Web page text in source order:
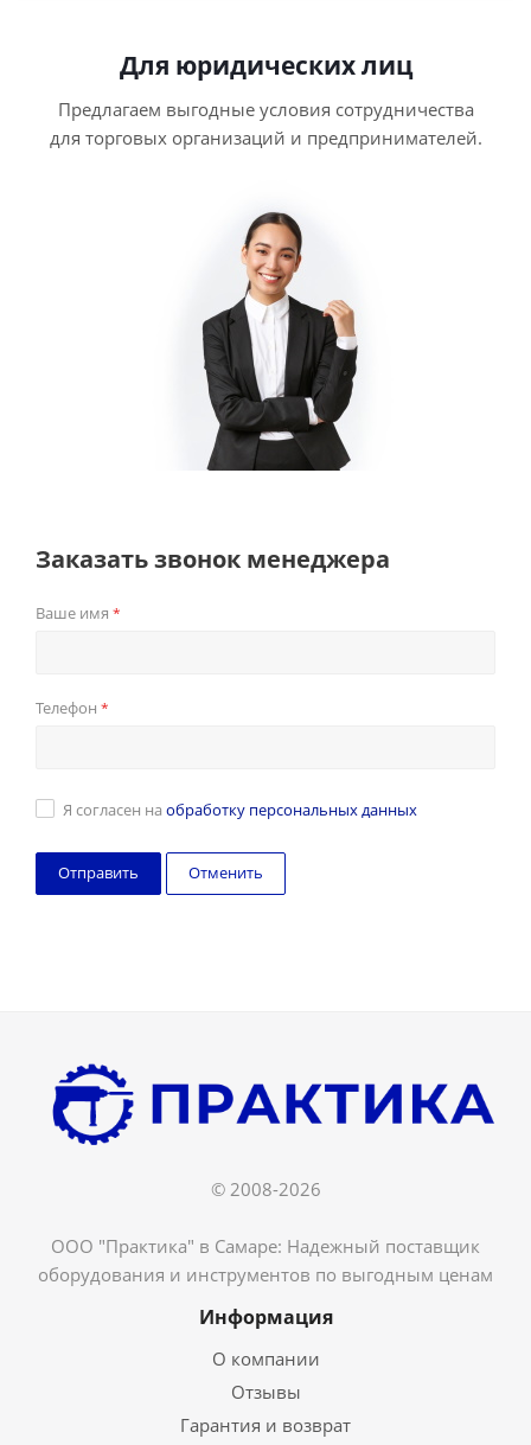
Для юридических лиц
Предлагаем выгодные условия сотрудничества
для торговых организаций и предпринимателей.
Заказать звонок менеджера
Ваше имя *
Телефон *
Я согласен на обработку персональных данных
Отменить
© 2008-2026
ООО "Практика" в Самаре: Надежный поставщик
оборудования и инструментов по выгодным ценам
Информация
О компании
Отзывы
Гарантия и возврат